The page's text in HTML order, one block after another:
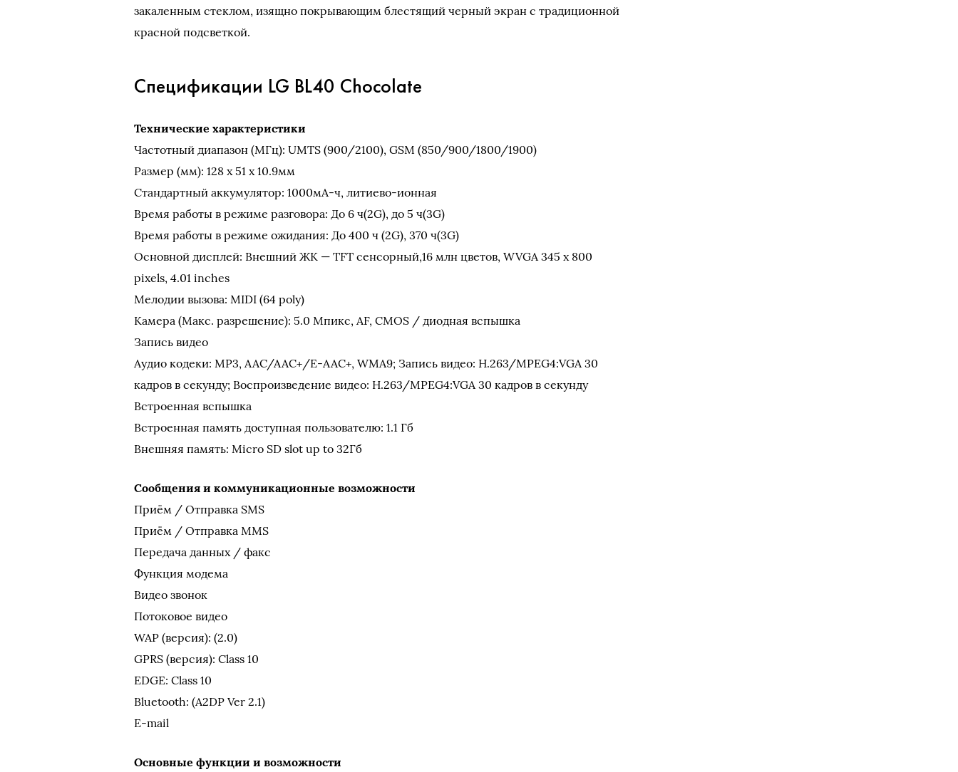
закаленным стеклом, изящно покрывающим блестящий черный экран с традиционной
красной подсветкой.
Спецификации LG BL40 Chocolate
Технические характеристики
Частотный диапазон (МГц): UMTS (900/2100), GSM (850/900/1800/1900)
Размер (мм): 128 x 51 x 10.9мм
Стандартный аккумулятор: 1000мА-ч, литиево-ионная
Время работы в режиме разговора: До 6 ч(2G), до 5 ч(3G)
Время работы в режиме ожидания: До 400 ч (2G), 370 ч(3G)
Основной дисплей: Внешний ЖК — TFT сенсорный,16 млн цветов, WVGA 345 x 800
pixels, 4.01 inches
Мелодии вызова: MIDI (64 poly)
Камера (Макс. разрешение): 5.0 Мпикс, AF, CMOS / диодная вспышка
Запись видео
Аудио кодеки: MP3, AAC/AAC+/E-AAC+, WMA9; Запись видео: H.263/MPEG4:VGA 30
кадров в секунду; Воспроизведение видео: H.263/MPEG4:VGA 30 кадров в секунду
Встроенная вспышка
Встроенная память доступная пользователю: 1.1 Гб
Внешняя память: Micro SD slot up to 32Гб
Сообщения и коммуникационные возможности
Приём / Отправка SMS
Приём / Отправка MMS
Передача данных / факс
Функция модема
Видео звонок
Потоковое видео
WAP (версия): (2.0)
GPRS (версия): Class 10
EDGE: Class 10
Bluetooth: (A2DP Ver 2.1)
E-mail
Основные функции и возможности